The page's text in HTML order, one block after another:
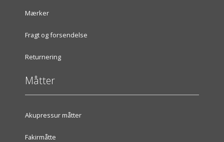
Mærker
Fragt og forsendelse
Returnering
Måtter
Akupressur måtter
Fakirmåtte